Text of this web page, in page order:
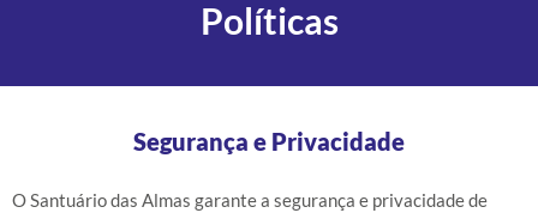
Políticas
Segurança e Privacidade
O Santuário das Almas garante a segurança e privacidade de